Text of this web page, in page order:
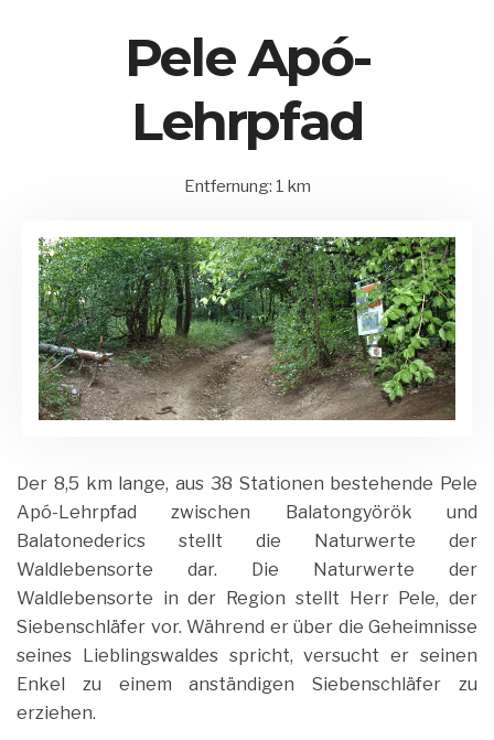
Pele Apó-
Lehrpfad
15.
2020
Balatonederics
Umgebung
by
Admin
Entfernung: 1 km
Der 8,5 km lange, aus 38 Stationen bestehende Pele
Apó-Lehrpfad zwischen Balatongyörök und
Balatonederics stellt die Naturwerte der
Waldlebensorte dar. Die Naturwerte der
Waldlebensorte in der Region stellt Herr Pele, der
Siebenschläfer vor. Während er über die Geheimnisse
seines Lieblingswaldes spricht, versucht er seinen
Enkel zu einem anständigen Siebenschläfer zu
erziehen.